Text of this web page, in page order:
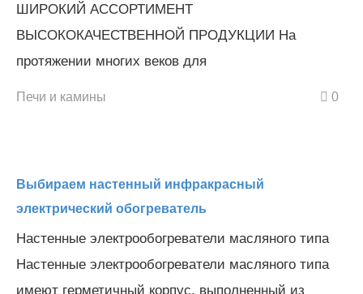
ШИРОКИЙ АССОРТИМЕНТ
ВЫСОКОКАЧЕСТВЕННОЙ ПРОДУКЦИИ На
протяжении многих веков для
Печи и камины 0
Выбираем настенный инфракрасный
электрический обогреватель
Настенные электрообогреватели масляного типа
Настенные электрообогреватели масляного типа
имеют герметичный корпус, выполненный из